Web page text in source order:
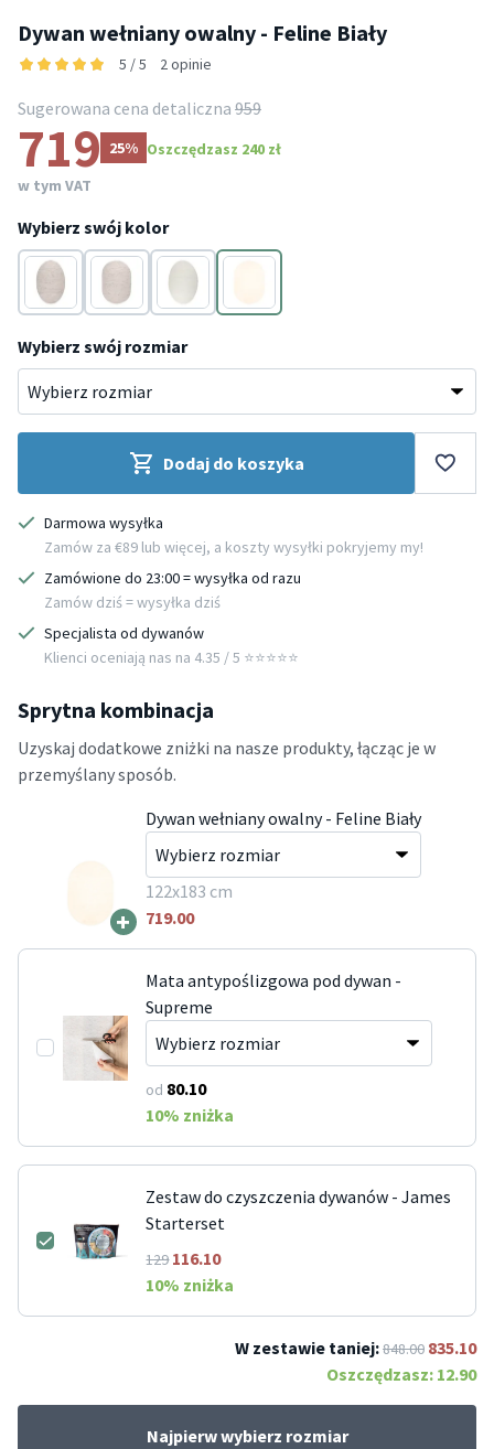
Dywan wełniany owalny - Feline Biały
5 / 5 2 opinie
Sugerowana cena detaliczna 959
719 25% Oszczędzasz 240 zł
w tym VAT
Wybierz swój kolor
KremowyKremowyKremowyKremowy
Wybierz swój rozmiar
Dodaj do koszyka
Darmowa wysyłka
Zamów za €89 lub więcej, a koszty wysyłki pokryjemy my!
Zamówione do 23:00 = wysyłka od razu
Zamów dziś = wysyłka dziś
Specjalista od dywanów
Klienci oceniają nas na 4.35 / 5 ⭐️⭐️⭐️⭐️⭐️
Sprytna kombinacja
Uzyskaj dodatkowe zniżki na nasze produkty, łącząc je w
przemyślany sposób.
+
Dywan wełniany owalny - Feline Biały
122x183 cm
719.00
Mata antypoślizgowa pod dywan -
Supreme
od 80.10
10% zniżka
Zestaw do czyszczenia dywanów - James
Starterset
129116.10
10% zniżka
W zestawie taniej:848.00 835.10
Oszczędzasz: 12.90
Najpierw wybierz rozmiar